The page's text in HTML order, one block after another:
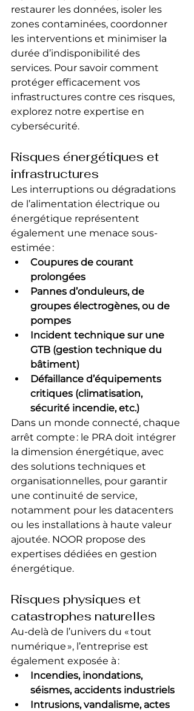
restaurer les données, isoler les
zones contaminées, coordonner
les interventions et minimiser la
durée d’indisponibilité des
services. Pour savoir comment
protéger efficacement vos
infrastructures contre ces risques,
explorez notre expertise en
cybersécurité.
Risques énergétiques et
infrastructures
Les interruptions ou dégradations
de l’alimentation électrique ou
énergétique représentent
également une menace sous-
estimée :
Coupures de courant
prolongées
Pannes d’onduleurs, de
groupes électrogènes, ou de
pompes
Incident technique sur une
GTB (gestion technique du
bâtiment)
Défaillance d’équipements
critiques (climatisation,
sécurité incendie, etc.)
Dans un monde connecté, chaque
arrêt compte : le PRA doit intégrer
la dimension énergétique, avec
des solutions techniques et
organisationnelles, pour garantir
une continuité de service,
notamment pour les datacenters
ou les installations à haute valeur
ajoutée. NOOR propose des
expertises dédiées en gestion
énergétique.
Risques physiques et
catastrophes naturelles
Au-delà de l’univers du « tout
numérique », l’entreprise est
également exposée à :
Incendies, inondations,
séismes, accidents industriels
Intrusions, vandalisme, actes